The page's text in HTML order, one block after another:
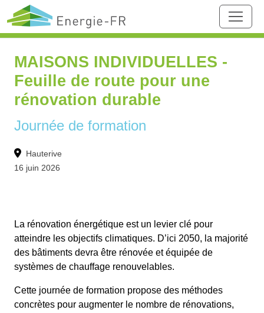
MAISONS INDIVIDUELLES -
Feuille de route pour une
rénovation durable
Journée de formation
Hauterive
16 juin 2026
La rénovation énergétique est un levier clé pour
atteindre les objectifs climatiques. D’ici 2050, la majorité
des bâtiments devra être rénovée et équipée de
systèmes de chauffage renouvelables.
Cette journée de formation propose des méthodes
concrètes pour augmenter le nombre de rénovations,